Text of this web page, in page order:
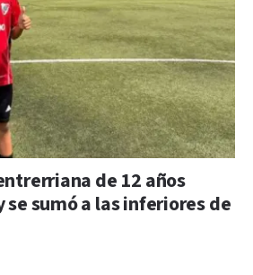
de 12 años
sumó a las inferiores de